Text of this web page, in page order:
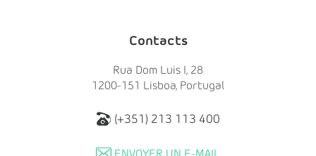
Contacts
Rua Dom Luis I, 28
1200-151 Lisboa, Portugal
(+351) 213 113 400